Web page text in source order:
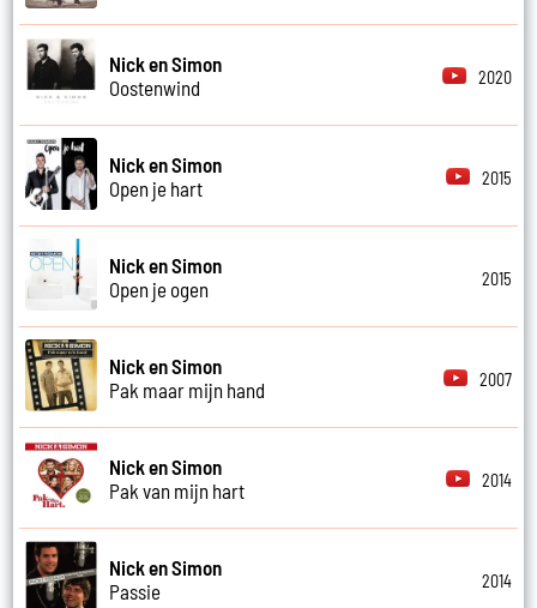
Nick en Simon
Oostenwind
2020
Nick en Simon
Open je hart
2015
Nick en Simon
Open je ogen
2015
Nick en Simon
Pak maar mijn hand
2007
Nick en Simon
Pak van mijn hart
2014
Nick en Simon
Passie
2014